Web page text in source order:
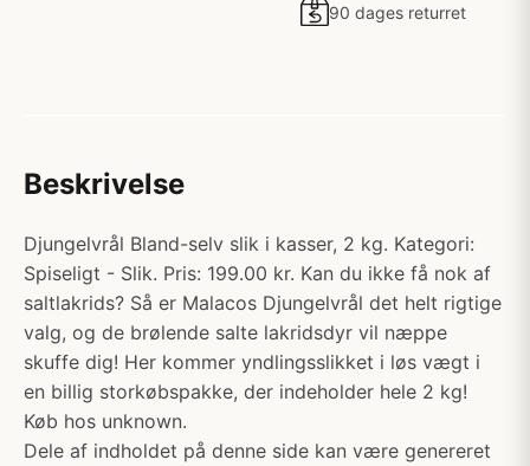
90 dages returret
Beskrivelse
Djungelvrål Bland-selv slik i kasser, 2 kg​. Kategori:
Spiseligt - Slik. Pris: 199.00 kr. Kan du ikke få nok af
saltlakrids? Så er Malacos Djungelvrål det helt rigtige
valg, og de brølende salte lakridsdyr vil næppe
skuffe dig! Her kommer yndlingsslikket i løs vægt i
en billig storkøbspakke, der indeholder hele 2 kg!​
Køb hos unknown.
Dele af indholdet på denne side kan være genereret